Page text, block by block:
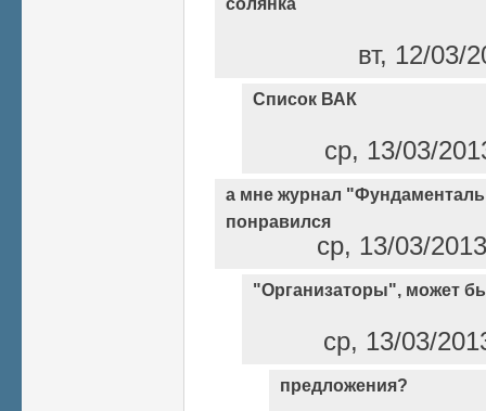
вт, 12/03/
Список ВАК
ср, 13/03/
а мне журнал
понравился
ср, 13/03/
"Организаторы", может
ср, 13/03/
предложения?